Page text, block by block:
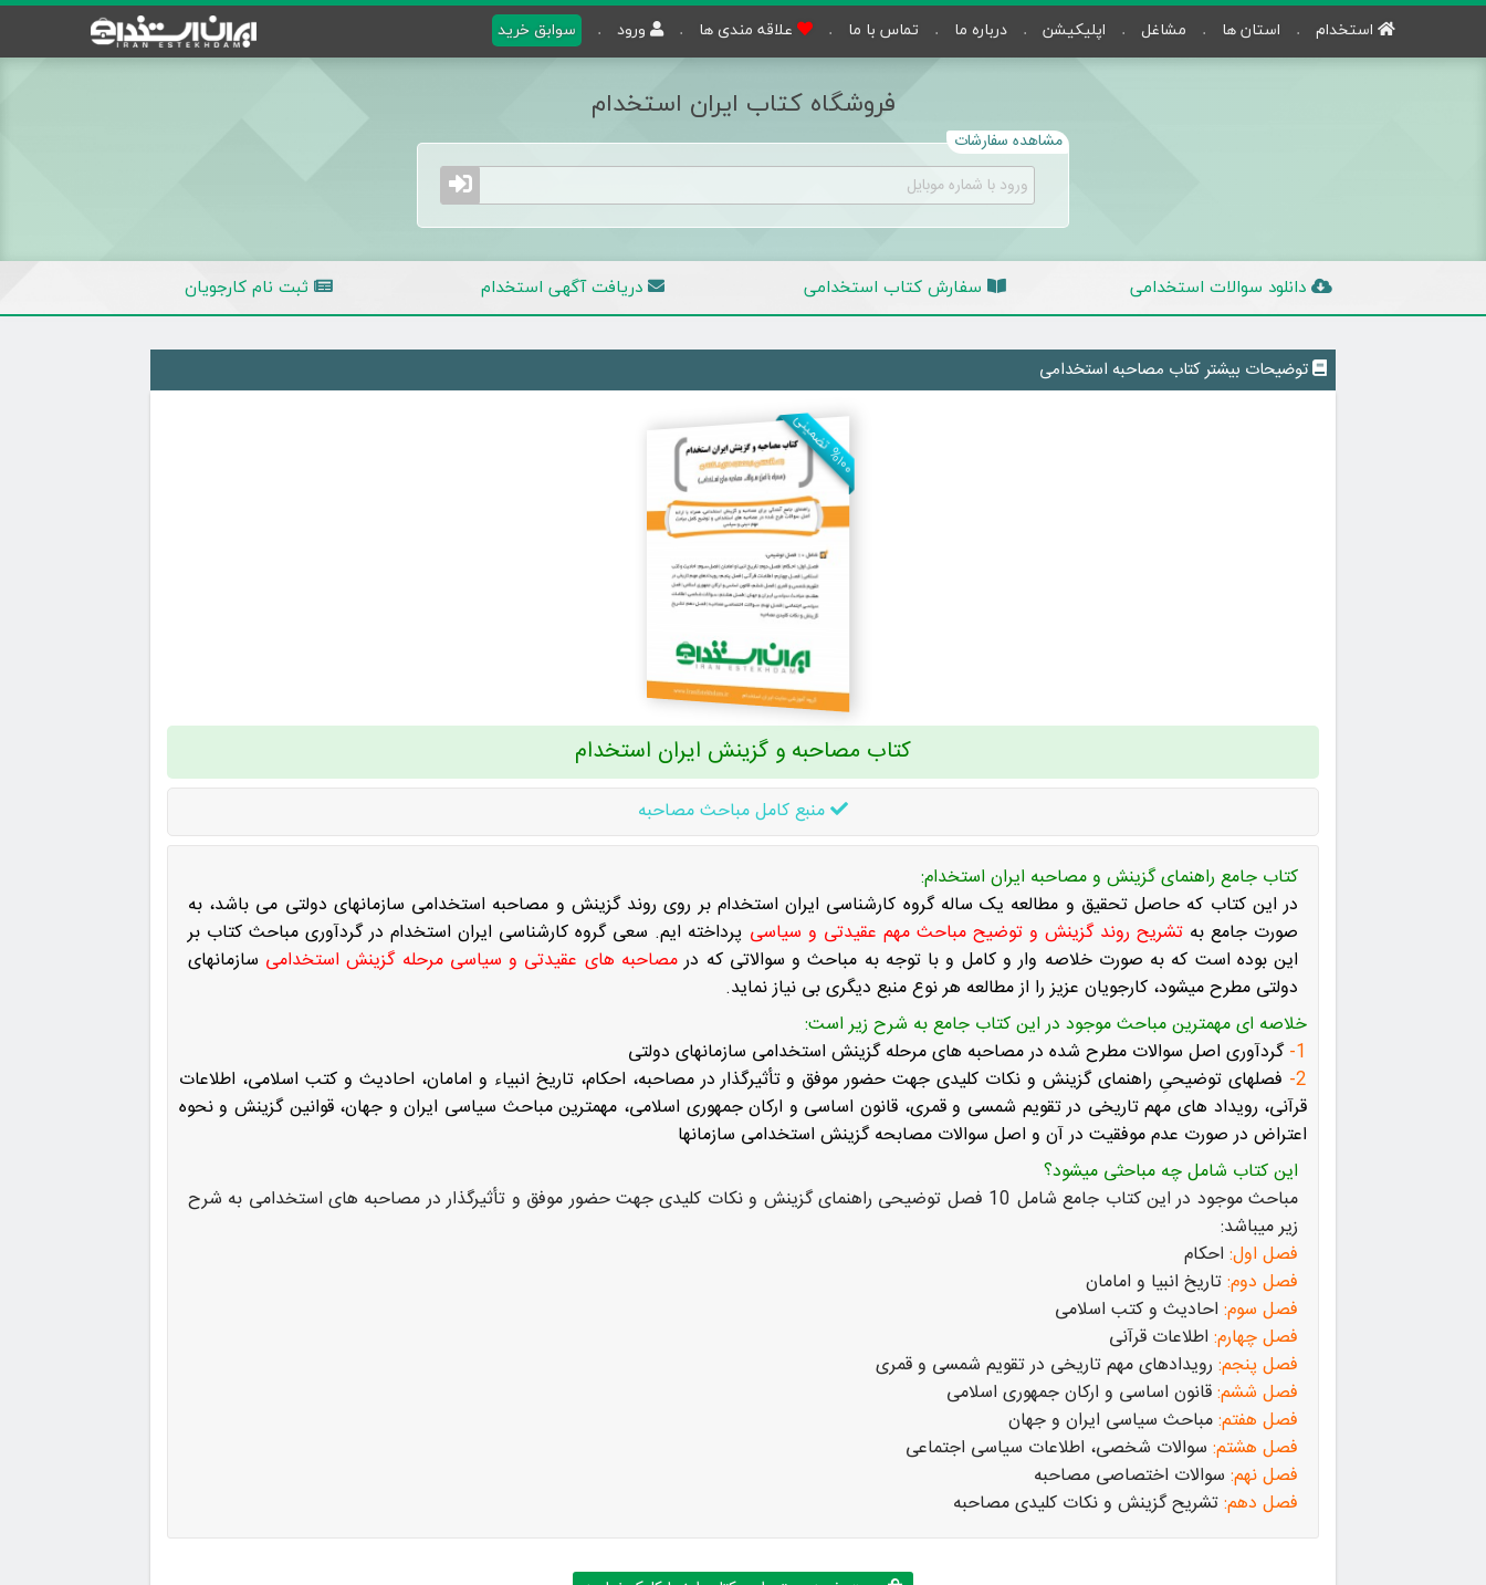
استخدام استان ها مشاغل اپلیکیشن درباره ما تماس با ما علاقه مندی ها ورود سوابق خرید
فروشگاه کتاب ایران استخدام
مشاهده سفارشات
دانلود سوالات استخدامی سفارش کتاب استخدامی دریافت آگهی استخدام ثبت نام کارجویان
توضیحات بیشتر کتاب مصاحبه استخدامی
%
۱
۰
۰
ت
ض
م
ی
ن
ی
کتاب مصاحبه و گزینش ایران استخدام
منبع کامل مباحث مصاحبه
کتاب جامع راهنمای گزینش و مصاحبه ایران استخدام:
در این کتاب که حاصل تحقیق و مطالعه یک ساله گروه کارشناسی ایران استخدام بر روی روند گزینش و مصاحبه استخدامی سازمانهای دولتی می باشد، به
صورت جامع به تشریح روند گزینش و توضیح مباحث مهم عقیدتی و سیاسی پرداخته ایم. سعی گروه کارشناسی ایران استخدام در گردآوری مباحث کتاب بر
این بوده است که به صورت خلاصه وار و کامل و با توجه به مباحث و سوالاتی که درمصاحبه های عقیدتی و سیاسی مرحله گزینش استخدامی سازمانهای
دولتی مطرح میشود، کارجویان عزیز را از مطالعه هر نوع منبع دیگری بی نیاز نماید.
خلاصه ای مهمترین مباحث موجود در این کتاب جامع به شرح زیر است:
1
- گردآوری اصل سوالات مطرح شده در مصاحبه های مرحله گزینش استخدامی سازمانهای دولتی
2- فصلهای توضیحیِ راهنمای گزینش و نکات کلیدی جهت حضور موفق و تأثیرگذار در مصاحبه، احکام، تاریخ انبیاء و امامان، احادیث و کتب اسلامی، اطلاعات
قرآنی، رویداد های مهم تاریخی در تقویم شمسی و قمری، قانون اساسی و ارکان جمهوری اسلامی، مهمترین مباحث سیاسی ایران و جهان، قوانین گزینش و نحوه
اعتراض در صورت عدم موفقیت در آن و اصل سوالات مصابحه گزینش استخدامی سازمانها
این کتاب شامل چه مباحثی میشود؟
مباحث موجود در این کتاب جامع شامل 10 فصل توضیحی راهنمای گزینش و نکات کلیدی جهت حضور موفق و تأثیرگذار در مصاحبه های استخدامی به شرح
زیر میباشد:
فصل اول:احکام
فصل دوم:تاریخ انبیا و امامان
فصل سوم:احادیث و کتب اسلامی
فصل چهارم:اطلاعات قرآنی
فصل پنجم:رویداد‌های مهم تاریخی در تقویم شمسی و قمری
فصل ششم:قانون اساسی و ارکان جمهوری اسلامی
فصل هفتم:مباحث سیاسی ایران و جهان
فصل هشتم:سوالات شخصی، اطلاعات سیاسی اجتماعی
فصل نهم:سوالات اختصاصی مصاحبه
فصل دهم:تشریح گزینش و نکات کلیدی مصاحبه